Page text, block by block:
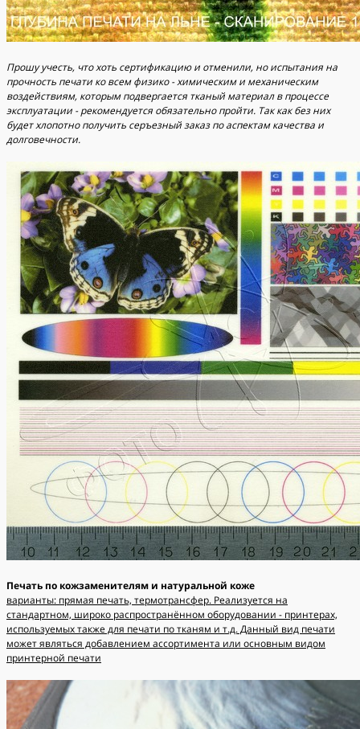
Прошу учесть, что хоть сертификацию и отменили, но испытания на
прочность печати ко всем физико - химическим и механическим
воздействиям, которым подвергается тканый материал в процессе
эксплуатации - рекомендуется обязательно пройти. Так как без них
будет хлопотно получить серъезный заказ по аспектам качества и
долговечности.
Печать по кожзаменителям и натуральной коже
варианты: прямая печать, термотрансфер. Реализуется на
стандартном, широко распространённом оборудовании - принтерах,
используемых также для печати по тканям и т.д. Данный вид печати
может являться добавлением ассортимента или основным видом
принтерной печати